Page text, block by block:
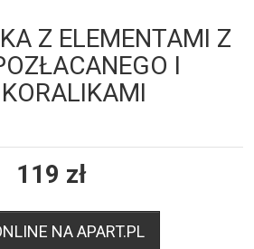
Z ELEMENTAMI Z
I
119 zł
NA APART.PL